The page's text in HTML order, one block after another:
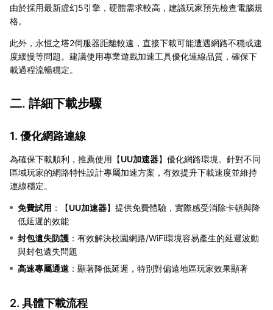
由於採用最新虛幻5引擎，硬體需求較高，建議玩家預先檢查電腦規
格。
此外，永恒之塔2伺服器距離較遠，直接下載可能遭遇網路不穩或速
度緩慢等問題。建議使用專業遊戲加速工具優化連線品質，確保下
載過程流暢穩定。
二. 詳細下載步驟
1. 優化網路連線
為確保下載順利，推薦使用【UU加速器】優化網路環境。針對不同
區域玩家的網路特性設計專屬加速方案，有效提升下載速度並維持
連線穩定。
免費試用 ：【UU加速器】提供免費體驗，實際感受消除卡頓與降
低延遲的效能
封包遺失防護 ：有效解決校園網路/WiFi環境容易產生的延遲波動
與封包遺失問題
高速專屬通道 ：顯著降低延遲，特別對偏遠地區玩家效果顯著
2. 具體下載流程